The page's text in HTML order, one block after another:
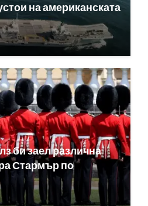
на американската
би заел различна
Стармър по